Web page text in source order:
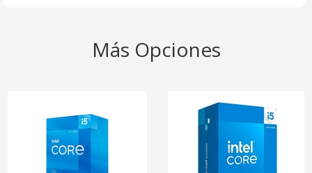
Más Opciones